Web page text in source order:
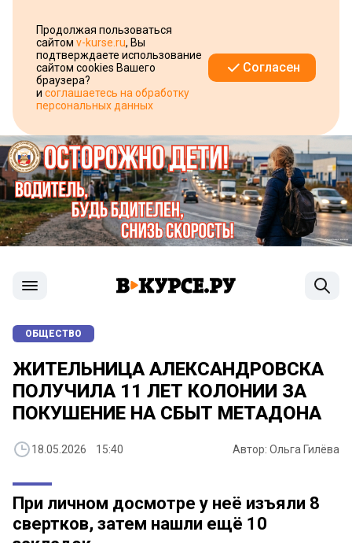
Продолжая пользоваться
сайтом v-kurse.ru, Вы
подтверждаете использование
сайтом cookies Вашего
браузера?
и соглашаетесь на обработку
персональных данных
Согласен
ОБЩЕСТВО
ЖИТЕЛЬНИЦА АЛЕКСАНДРОВСКА
ПОЛУЧИЛА 11 ЛЕТ КОЛОНИИ ЗА
ПОКУШЕНИЕ НА СБЫТ МЕТАДОНА
18.05.2026 15:40 Автор: Ольга Гилёва
При личном досмотре у неё изъяли 8
свертков, затем нашли ещё 10